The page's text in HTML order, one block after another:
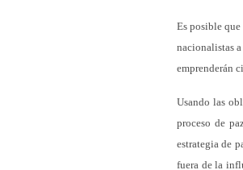
Es posible
nacionalistas
emprenderán
Usando las
proceso de
estrategia de
fuera de la